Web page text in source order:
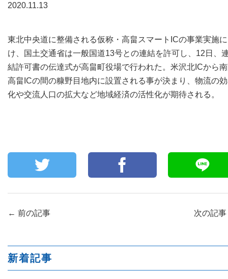
北海道函館市桔梗町379-31
0138-34-2525
営業時間 9:00～18:00
新潟県新潟市西区山田2310-39
025-210-1200
営業時間 9:00～18:00
2020.11.13
東北中央道に整備される仮称・高畠スマートICの事業実施
け、国土交通省は一般国道13号との連結を許可し、12日、
結許可書の伝達式が高畠町役場で行われた。米沢北ICから
高畠ICの間の糠野目地内に設置される事が決まり、物流の
化や交流人口の拡大など地域経済の活性化が期待される。
← 前の記事 次の記事
新着記事